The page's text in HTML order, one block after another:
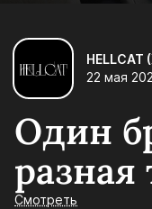
22 мая
Один
разная
Смотреть